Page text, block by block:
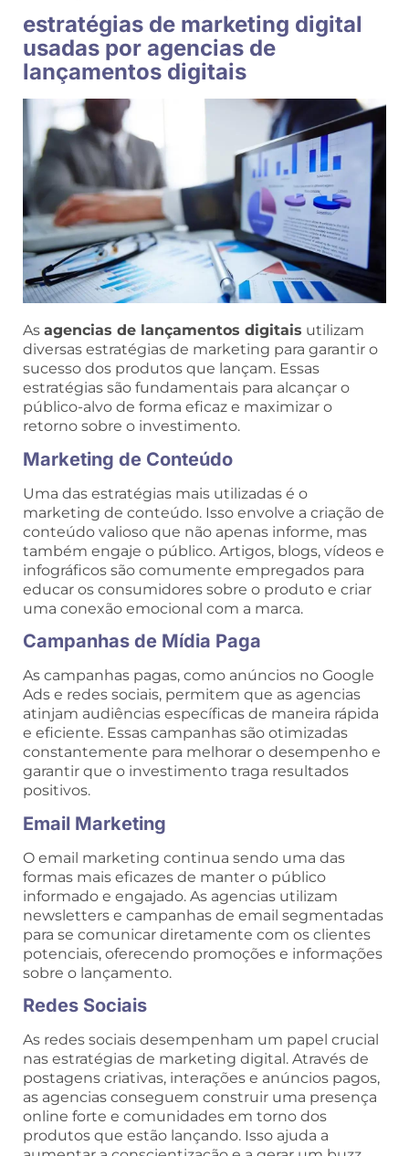
estratégias de marketing digital
usadas por agencias de
lançamentos digitais
As agencias de lançamentos digitais utilizam
diversas estratégias de marketing para garantir o
sucesso dos produtos que lançam. Essas
estratégias são fundamentais para alcançar o
público-alvo de forma eficaz e maximizar o
retorno sobre o investimento.
Marketing de Conteúdo
Uma das estratégias mais utilizadas é o
marketing de conteúdo. Isso envolve a criação de
conteúdo valioso que não apenas informe, mas
também engaje o público. Artigos, blogs, vídeos e
infográficos são comumente empregados para
educar os consumidores sobre o produto e criar
uma conexão emocional com a marca.
Campanhas de Mídia Paga
As campanhas pagas, como anúncios no Google
Ads e redes sociais, permitem que as agencias
atinjam audiências específicas de maneira rápida
e eficiente. Essas campanhas são otimizadas
constantemente para melhorar o desempenho e
garantir que o investimento traga resultados
positivos.
Email Marketing
O email marketing continua sendo uma das
formas mais eficazes de manter o público
informado e engajado. As agencias utilizam
newsletters e campanhas de email segmentadas
para se comunicar diretamente com os clientes
potenciais, oferecendo promoções e informações
sobre o lançamento.
Redes Sociais
As redes sociais desempenham um papel crucial
nas estratégias de marketing digital. Através de
postagens criativas, interações e anúncios pagos,
as agencias conseguem construir uma presença
online forte e comunidades em torno dos
produtos que estão lançando. Isso ajuda a